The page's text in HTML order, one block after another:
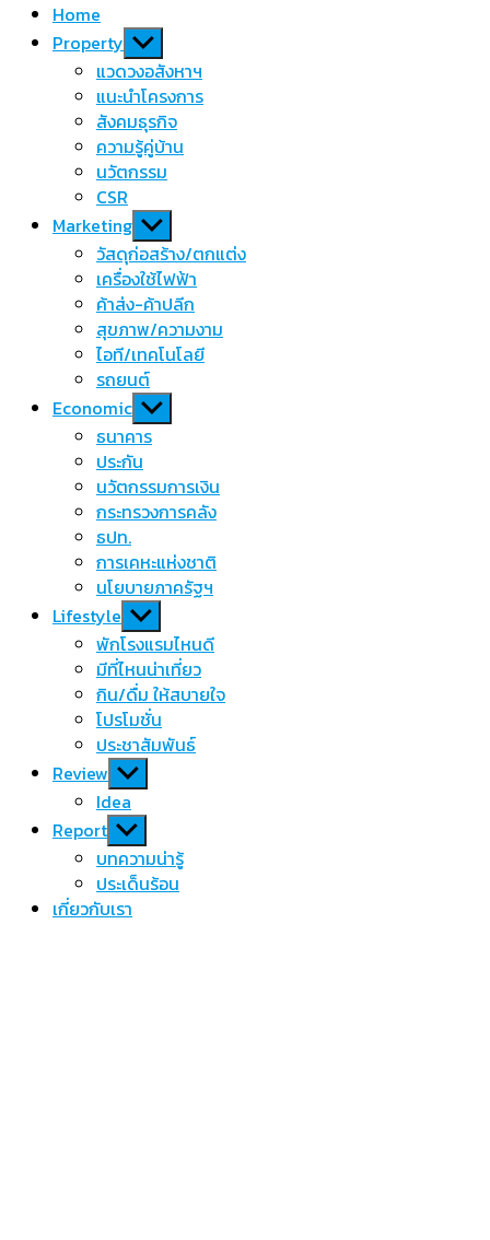
Home
Property Show
sub
menu
แวดวงอสังหาฯ
แนะนำโครงการ
สังคมธุรกิจ
ความรู้คู่บ้าน
นวัตกรรม
CSR
Marketing Show
sub
menu
วัสดุก่อสร้าง/ตกแต่ง
เครื่องใช้ไฟฟ้า
ค้าส่ง-ค้าปลีก
สุขภาพ/ความงาม
ไอที/เทคโนโลยี
รถยนต์
Economic Show
sub
menu
ธนาคาร
ประกัน
นวัตกรรมการเงิน
กระทรวงการคลัง
ธปท.
การเคหะแห่งชาติ
นโยบายภาครัฐฯ
Lifestyle Show
sub
menu
พักโรงแรมไหนดี
มีที่ไหนน่าเที่ยว
กิน/ดื่ม ให้สบายใจ
โปรโมชั่น
ประชาสัมพันธ์
Review Show
sub
menu
Idea
Report Show
sub
menu
บทความน่ารู้
ประเด็นร้อน
เกี่ยวกับเรา